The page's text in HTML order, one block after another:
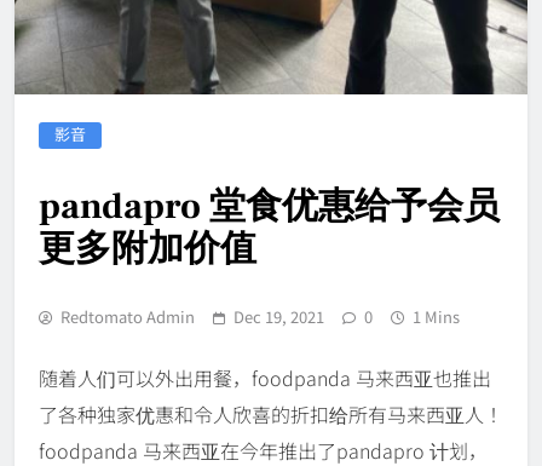
影音
pandapro 堂食优惠给予会员
更多附加价值
Redtomato Admin Dec 19, 2021 0 1 Mins
随着人们可以外出用餐，foodpanda 马来西亚也推出
了各种独家优惠和令人欣喜的折扣给所有马来西亚人！
foodpanda 马来西亚在今年推出了pandapro 计划，